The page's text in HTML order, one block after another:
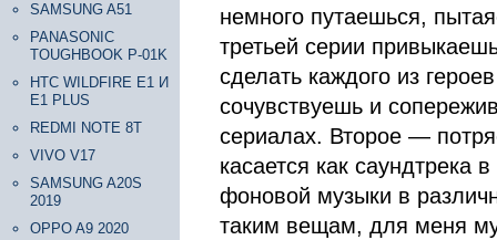
SAMSUNG A51
PANASONIC
TOUGHBOOK P-01K
HTC WILDFIRE E1 И
E1 PLUS
REDMI NOTE 8T
VIVO V17
SAMSUNG A20S
2019
OPPO A9 2020
немного путаешься,
третьей серии
сделать каждого из
сочувствуешь и
сериалах. Второе —
касается как саундтрека
фоновой музыки в
таким вещам, для меня